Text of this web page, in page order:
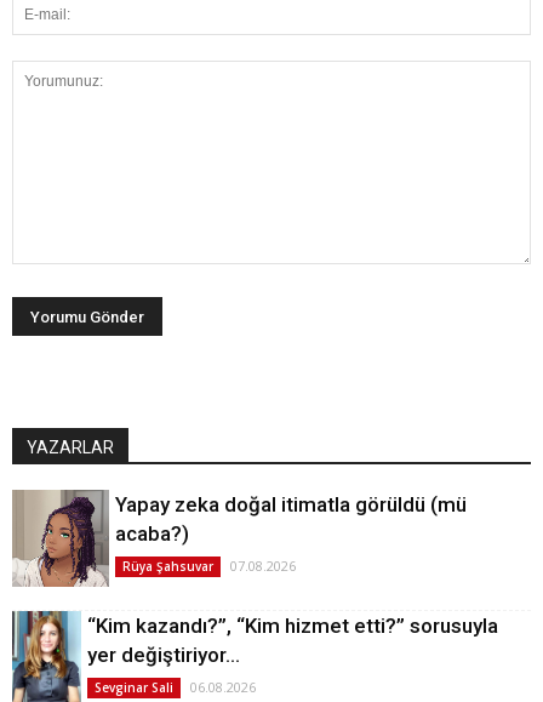
YAZARLAR
Yapay zeka doğal itimatla görüldü (mü
acaba?)
Rüya Şahsuvar 07.08.2026
“Kim kazandı?”, “Kim hizmet etti?” sorusuyla
yer değiştiriyor…
Sevginar Sali 06.08.2026